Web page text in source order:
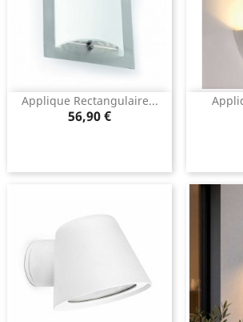
Applique Rectangulaire...
Prix
56,90 €